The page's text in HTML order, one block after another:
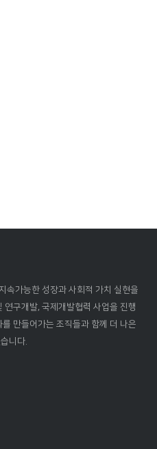
속가능한 성장과 사회적 가치 실현을
연구개발, 국제개발협력 사업을 진행
만들어가는 조직들과 함께 더 나은
니다.